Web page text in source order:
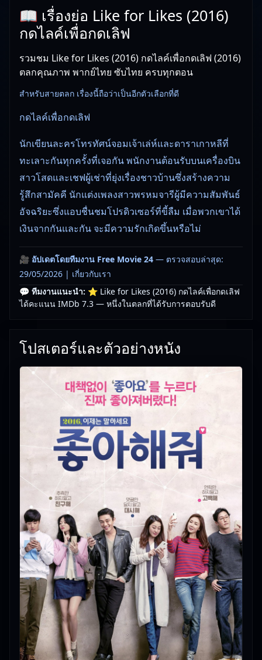
📖 เรื่องย่อ Like for Likes (2016)
กดไลค์เพื่อกดเลิฟ
รวมชม Like for Likes (2016) กดไลค์เพื่อกดเลิฟ (2016)
ตลกคุณภาพ พากย์ไทย ซับไทย ครบทุกตอน
สำหรับสายตลก เรื่องนี้ถือว่าเป็นอีกตัวเลือกที่ดี
กดไลค์เพื่อกดเลิฟ
นักเขียนละครโทรทัศน์จอมเจ้าเล่ห์และดาราเกาหลีที่
ทะเลาะกันทุกครั้งที่เจอกัน พนักงานต้อนรับบนเครื่องบิน
สาวโสดและเชฟผู้เช่าที่ยุ่งเรื่องชาวบ้านซึ่งสร้างความ
รู้สึกสามัคคี นักแต่งเพลงสาวพรหมจารีผู้มีความสัมพันธ์
อัจฉริยะซึ่งแอบชื่นชมโปรดิวเซอร์ที่ขี้ลืม เมื่อพวกเขาได้
เงินจากกันและกัน จะมีความรักเกิดขึ้นหรือไม่
🎥 อัปเดตโดยทีมงาน Free Movie 24 — ตรวจสอบล่าสุด:
29/05/2026 | เกี่ยวกับเรา
💬 ทีมงานแนะนำ: ⭐ Like for Likes (2016) กดไลค์เพื่อกดเลิฟ
ได้คะแนน IMDb 7.3 — หนึ่งในตลกที่ได้รับการตอบรับดี
โปสเตอร์และตัวอย่างหนัง